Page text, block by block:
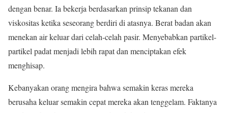
dengan benar. Ia bekerja berdasarkan prinsip tekanan dan
viskositas ketika seseorang berdiri di atasnya. Berat badan akan
menekan air keluar dari celah-celah pasir. Menyebabkan partikel-
partikel padat menjadi lebih rapat dan menciptakan efek
menghisap.
Kebanyakan orang mengira bahwa semakin keras mereka
berusaha keluar semakin cepat mereka akan tenggelam. Faktanya